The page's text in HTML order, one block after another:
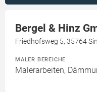
Bergel & Hinz
Friedhofsweg 5, 35764
MALER BEREICHE
Malerarbeiten,